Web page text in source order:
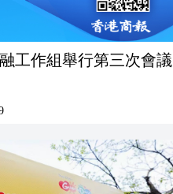
工作組舉行第三次會議